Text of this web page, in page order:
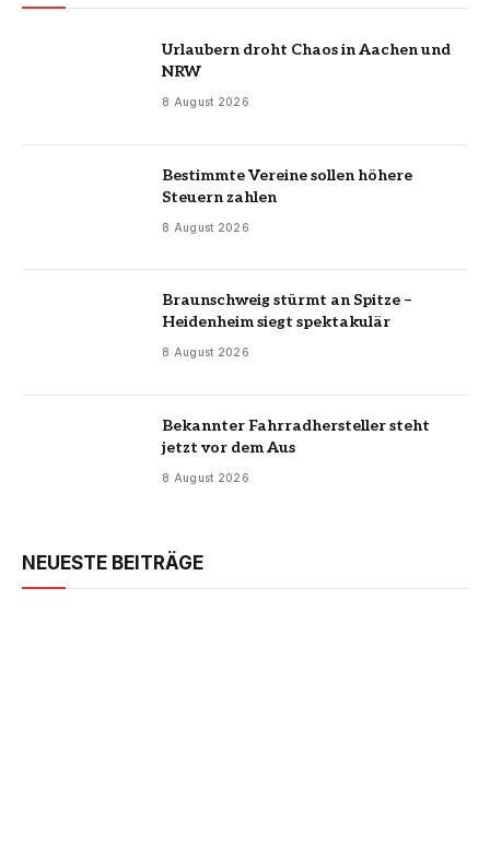
Urlaubern droht Chaos in Aachen und
NRW
8 August 2026
Bestimmte Vereine sollen höhere
Steuern zahlen
8 August 2026
Braunschweig stürmt an Spitze –
Heidenheim siegt spektakulär
8 August 2026
Bekannter Fahrradhersteller steht
jetzt vor dem Aus
8 August 2026
NEUESTE BEITRÄGE